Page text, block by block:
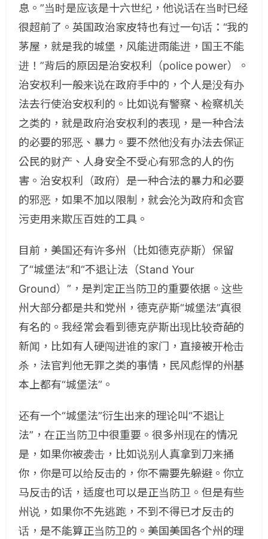
息。”当时是应该是十六世纪，他说话在当时已经
很超前了。英国政治家皮特也有过一句话：“我的
茅屋，就是我的城堡，风能进雨能进，国王不能
进！”背后的原因是治安权利（police power）。
治安权利一般来说在政府手中的，个人是没有办
法去行使治安权利的。比如说有警察、检察机关
之类的，就是政府治安权利的表现，是一种合法
的必要的邪恶、暴力。要不然他没有办法去保证
公民的财产、人身安全不受心有邪念的人的伤
害。治安权利（政府）是一种合法的暴力和必要
的邪恶，如果不加以限制，就会沦为政府和贪官
污吏用来欺压百姓的工具。
目前，美国还有许多州（比如德克萨斯）保留
了“城堡法”和“不退让法（Stand Your
Ground）”，是判定正当防卫的重要依据。这些
州大部分都是共和党州，德克萨斯“城堡法”真很
有名的。我经常会看到德克萨斯出现比较奇葩的
新闻，比如有人硬闯进谁的家门，直接被开枪击
杀，法官判他无罪之类的事情，民风彪悍的州基
本上都有“城堡法”。
还有一个“城堡法”衍生出来的理论叫“不退让
法”，在正当防卫中很重要。很多州现在的情况
是，如果你被袭击，比如说别人真拿到刀来捅
你，你是可以给反击的，你不需要先躲避。你立
马反击的话，适度也可以是正当防卫。但是有些
州说，如果你不先逃跑，不到不得已才反击的
话，是不能算正当防卫的。美国美国各个州的理